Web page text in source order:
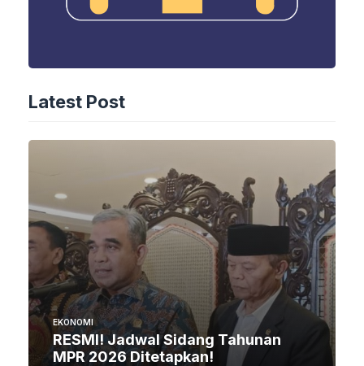
Latest Post
EKONOMI
RESMI! Jadwal Sidang Tahunan
MPR 2026 Ditetapkan!